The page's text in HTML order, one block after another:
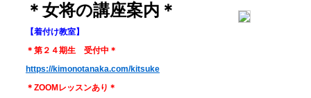
＊女将の講座案内＊
【着付け教室】
＊第２４期生 受付中＊
https://kimonotanaka.com/kitsuke
＊ZOOMレッスンあり＊